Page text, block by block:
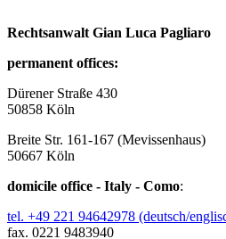
Rechtsanwalt Gian Luca Pagliaro
permanent offices:
Dürener Straße 430
50858 Köln
Breite Str. 161-167 (Mevissenhaus)
50667 Köln
domicile office - Italy - Como:
tel. +49 221 94642978 (deutsch/
fax. 0221 9483940